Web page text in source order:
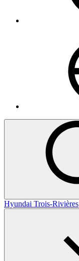
Hyundai Trois-Rivières